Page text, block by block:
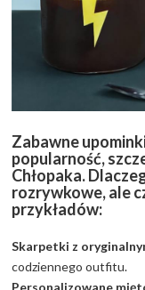
Zabawne
popularność,
Chłopaka.
rozrywkowe, ale
przykładów:
Skarpetki z
codziennego outfitu.